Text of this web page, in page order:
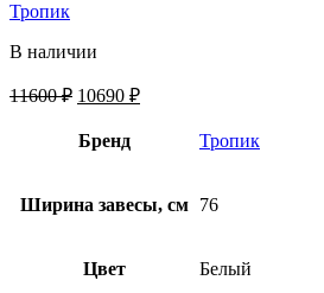
Тропик
В наличии
11600₽ 10690 ₽
Бренд Тропик
Ширина завесы, см 76
Цвет Белый